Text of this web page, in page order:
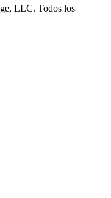
LLC. Todos los